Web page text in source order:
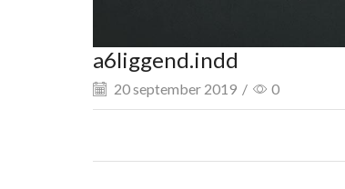
a6liggend.indd
20 september 2019 / 0